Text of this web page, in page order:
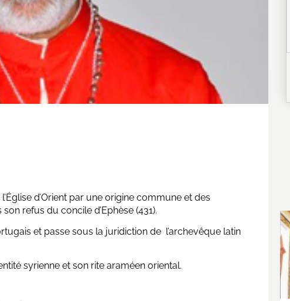
d’Orient par une origine commune et des
refus du concile d’Ephèse (431).
et passe sous la juridiction de l’archevêque latin
syrienne et son rite araméen oriental.